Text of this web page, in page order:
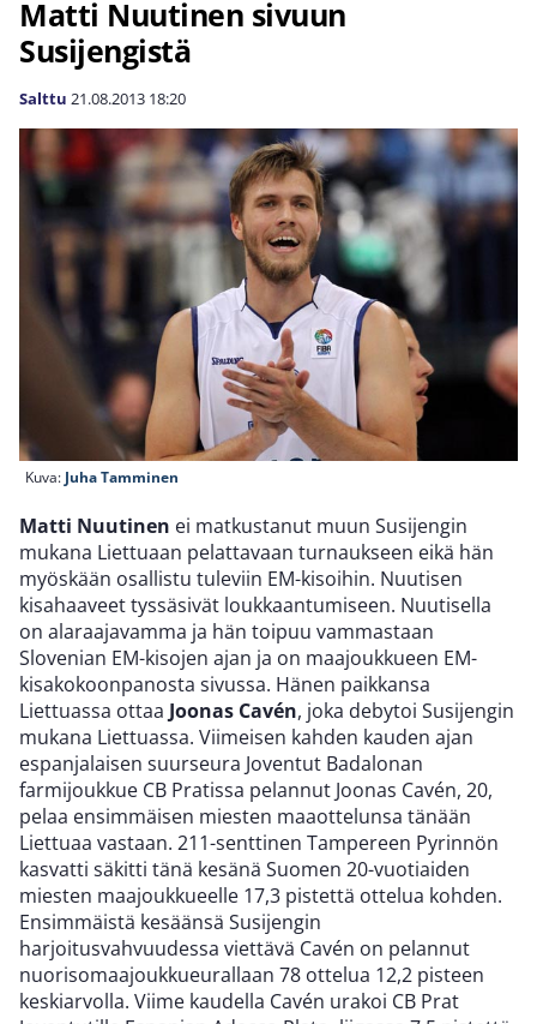
Matti Nuutinen sivuun
Susijengistä
Salttu 21.08.2013 18:20
Kuva: Juha Tamminen
Matti Nuutinen ei matkustanut muun Susijengin
mukana Liettuaan pelattavaan turnaukseen eikä hän
myöskään osallistu tuleviin EM-kisoihin. Nuutisen
kisahaaveet tyssäsivät loukkaantumiseen. Nuutisella
on alaraajavamma ja hän toipuu vammastaan
Slovenian EM-kisojen ajan ja on maajoukkueen EM-
kisakokoonpanosta sivussa. Hänen paikkansa
Liettuassa ottaa Joonas Cavén, joka debytoi Susijengin
mukana Liettuassa. Viimeisen kahden kauden ajan
espanjalaisen suurseura Joventut Badalonan
farmijoukkue CB Pratissa pelannut Joonas Cavén, 20,
pelaa ensimmäisen miesten maaottelunsa tänään
Liettuaa vastaan. 211-senttinen Tampereen Pyrinnön
kasvatti säkitti tänä kesänä Suomen 20-vuotiaiden
miesten maajoukkueelle 17,3 pistettä ottelua kohden.
Ensimmäistä kesäänsä Susijengin
harjoitusvahvuudessa viettävä Cavén on pelannut
nuorisomaajoukkueurallaan 78 ottelua 12,2 pisteen
keskiarvolla. Viime kaudella Cavén urakoi CB Prat